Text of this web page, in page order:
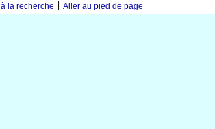
la recherche Aller au pied de page